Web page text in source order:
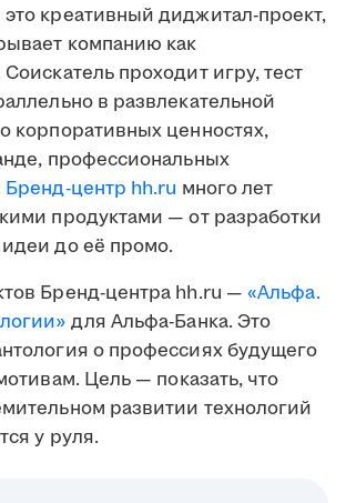
креативный диджитал-проект,
компанию как
проходит игру, тест
в развлекательной
корпоративных ценностях,
профессиональных
Бренд-центр hh.ru много лет
продуктами — от разработки
до её промо.
Бренд-центра hh.ru —«Альфа.
для Альфа-Банка. Это
о профессиях будущего
Цель — показать, что
развитии технологий
у руля.